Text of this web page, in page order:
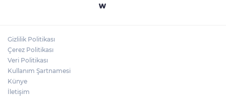
Gizlilik Politikası
Çerez Politikası
Veri Politikası
Kullanım Şartnamesi
Künye
İletişim